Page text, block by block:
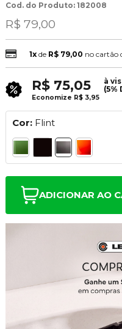
Cod. do Produto: 182008
R$ 79,00
1xde R$ 79,00 no cartão
R$ 75,05
à
(5%
Economize R$ 3,95
Cor: Flint
ADICIONAR AO